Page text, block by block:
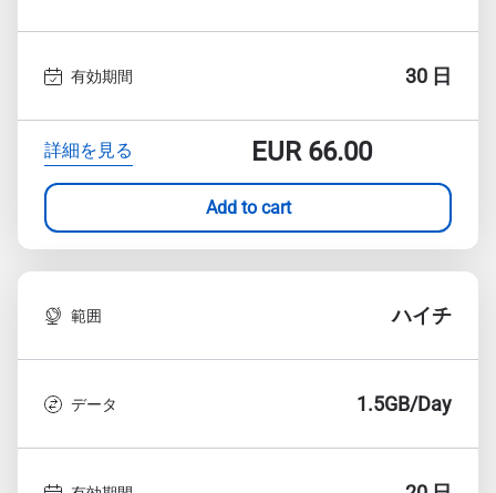
有効期間 30 日
詳細を見る EUR66.00
Add to cart
範囲 ハイチ
データ 1.5GB/Day